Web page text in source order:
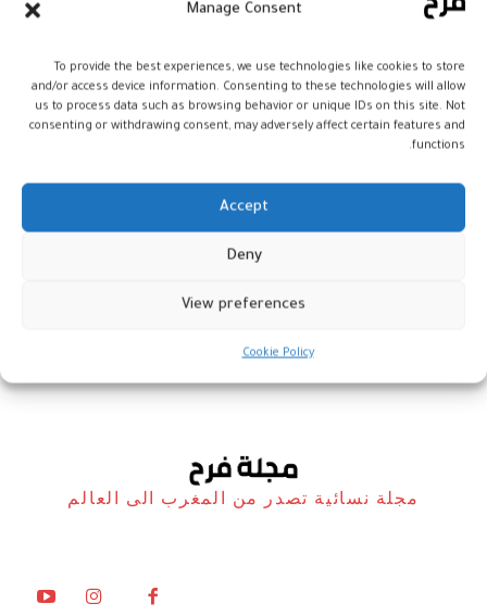
Manage Consent
To provide the best experiences, we use technologies like cookies to store
and/or access device information. Consenting to these technologies will allow
us to process data such as browsing behavior or unique IDs on this site. Not
consenting or withdrawing consent, may adversely affect certain features and
functions.
Accept
Deny
View preferences
Cookie Policy
حفيدة جاسوس نازي تقود المخابرات
مجلة نسائية تصدر من المغرب الى العالم